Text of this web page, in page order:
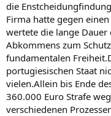
die
Firma hatte gegen
wertete die lange Dauer
Abkommens zum
fundamentalen
portugiesischen Staat
vielen.Allein bis Ende
360.000 Euro Strafe
verschiedenen